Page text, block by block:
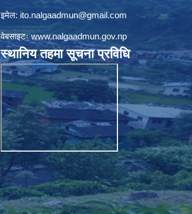
इमेल: ito.nalgaadmun@gmail.com
वेबसाइटःwww.nalgaadmun.gov.np
स्थानिय तहमा सूचना प्रविधि